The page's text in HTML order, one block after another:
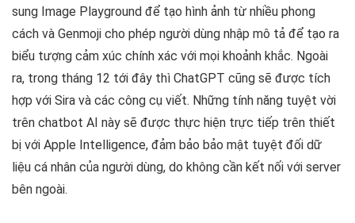
sung Image Playground để tạo hình ảnh từ nhiều phong
cách và Genmoji cho phép người dùng nhập mô tả để tạo ra
biểu tượng cảm xúc chính xác với mọi khoảnh khắc. Ngoài
ra, trong tháng 12 tới đây thì ChatGPT cũng sẽ được tích
hợp với Sira và các công cụ viết. Những tính năng tuyệt vời
trên chatbot AI này sẽ được thực hiện trực tiếp trên thiết
bị với Apple Intelligence, đảm bảo bảo mật tuyệt đối dữ
liệu cá nhân của người dùng, do không cần kết nối với server
bên ngoài.